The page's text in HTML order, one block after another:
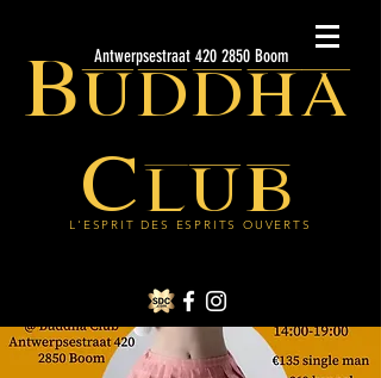
Buddha
Club
L'ESPRIT DES ESPRITS OUVERTS
Antwerpsestraat 420 2850 Boom